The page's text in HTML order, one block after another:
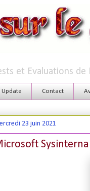
et Evaluations
Contact
23 juin 2021